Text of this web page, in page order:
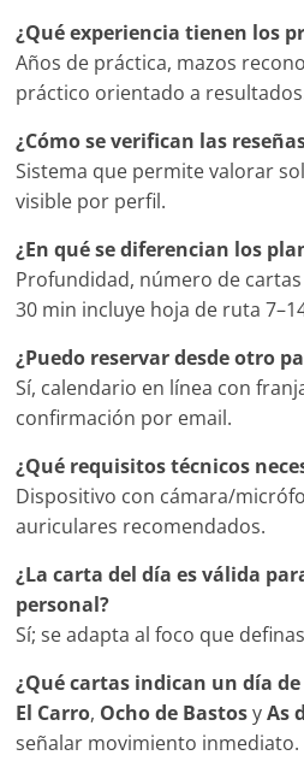
¿Qué experiencia tienen los
Años de práctica, mazos
práctico orientado a
¿Cómo se verifican las
Sistema que permite valorar
visible por perfil.
¿En qué se diferencian los
Profundidad, número de
30 min incluye hoja de ruta
¿Puedo reservar desde otro
Sí, calendario en línea con
confirmación por email.
¿Qué requisitos técnicos
Dispositivo con cámara/
auriculares recomendados.
¿La carta del día es válida
personal?
Sí; se adapta al foco que
¿Qué cartas indican un día
El Carro, Ocho de BastosyAs
señalar movimiento inmediato.